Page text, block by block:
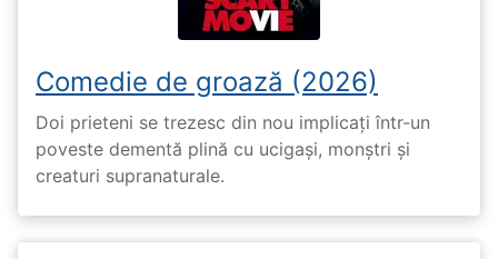
Comedie de groază (2026)
Doi prieteni se trezesc din nou implicați într-un
poveste dementă plină cu ucigași, monștri și
creaturi supranaturale.